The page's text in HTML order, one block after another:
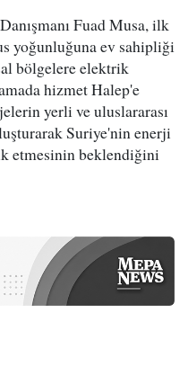
Fuad Musa, ilk
yoğunluğuna ev sahipliği
bölgelere elektrik
hizmet Halep'e
yerli ve uluslararası
Suriye'nin enerji
etmesinin beklendiğini